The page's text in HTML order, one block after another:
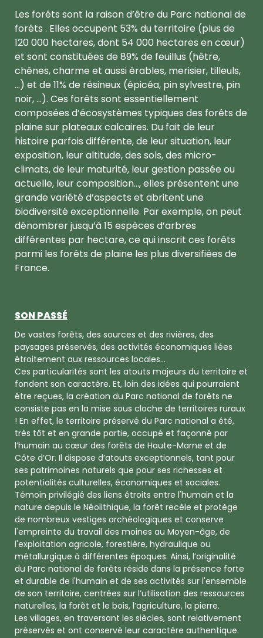
Les forêts sont la raison d’être du Parc national de
forêts . Elles occupent 53% du territoire (plus de
120 000 hectares, dont 54 000 hectares en cœur)
et sont constituées de 89% de feuillus (hêtre,
chênes, charme et aussi érables, merisier, tilleuls,
...) et de 11% de résineux (épicéa, pin sylvestre, pin
noir, ...). Ces forêts sont essentiellement
composées d’écosystèmes typiques des forêts de
plaine sur plateaux calcaires. Du fait de leur
histoire parfois différente, de leur situation, leur
exposition, leur altitude, des sols, des micro-
climats, de leur maturité, leur gestion passée ou
actuelle, leur composition…, elles présentent une
grande variété d’aspects et abritent une
biodiversité exceptionnelle. Par exemple, on peut
dénombrer jusqu’à 15 espèces d’arbres
différentes par hectare, ce qui inscrit ces forêts
parmi les forêts de plaine les plus diversifiées de
France.
SON PASSÉ
De vastes forêts, des sources et des rivières, des
paysages préservés, des activités économiques liées
étroitement aux ressources locales…
Ces particularités sont les atouts majeurs du territoire et
fondent son caractère. Et, loin des idées qui pourraient
être reçues, la création du Parc national de forêts ne
consiste pas en la mise sous cloche de territoires ruraux
! En effet, le territoire préservé du Parc national a été,
très tôt et en grande partie, occupé et façonné par
l’humain au cœur des forêts de Haute-Marne et de
Côte d’Or. Il dispose d’atouts exceptionnels, tant pour
ses patrimoines naturels que pour ses richesses et
potentialités culturelles, économiques et sociales.
Témoin privilégié des liens étroits entre l'humain et la
nature depuis le Néolithique, la forêt recèle et protège
de nombreux vestiges archéologiques et conserve
l'empreinte du travail des moines au Moyen-âge, de
l'exploitation agricole, forestière, hydraulique ou
métallurgique à différentes époques. Ainsi, l’originalité
du Parc national de forêts réside dans la présence forte
et durable de l'humain et de ses activités sur l'ensemble
de son territoire, centrées sur l’utilisation des ressources
naturelles, la forêt et le bois, l’agriculture, la pierre.
Les villages, en traversant les siècles, sont relativement
préservés et ont conservé leur caractère authentique.